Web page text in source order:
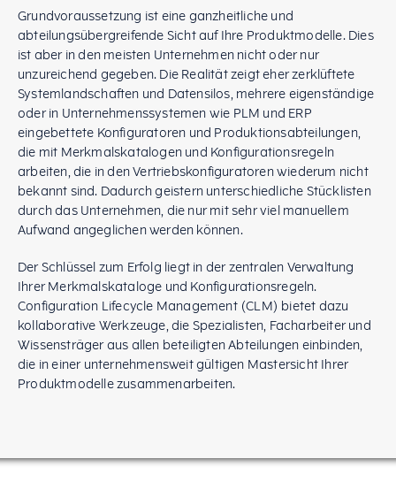
Grundvoraussetzung ist eine ganzheitliche und
abteilungsübergreifende Sicht auf Ihre Produktmodelle. Dies
ist aber in den meisten Unternehmen nicht oder nur
unzureichend gegeben. Die Realität zeigt eher zerklüftete
Systemlandschaften und Datensilos, mehrere eigenständige
oder in Unternehmenssystemen wie PLM und ERP
eingebettete Konfiguratoren und Produktionsabteilungen,
die mit Merkmalskatalogen und Konfigurationsregeln
arbeiten, die in den Vertriebskonfiguratoren wiederum nicht
bekannt sind. Dadurch geistern unterschiedliche Stücklisten
durch das Unternehmen, die nur mit sehr viel manuellem
Aufwand angeglichen werden können.
Der Schlüssel zum Erfolg liegt in der zentralen Verwaltung
Ihrer Merkmalskataloge und Konfigurationsregeln.
Configuration Lifecycle Management (CLM) bietet dazu
kollaborative Werkzeuge, die Spezialisten, Facharbeiter und
Wissensträger aus allen beteiligten Abteilungen einbinden,
die in einer unternehmensweit gültigen Mastersicht Ihrer
Produktmodelle zusammenarbeiten.